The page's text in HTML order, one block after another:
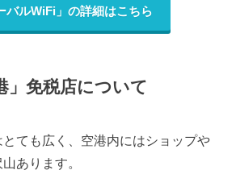
バルWiFi」の詳細はこちら
」免税店について
とても広く、空港内にはショップや
あります。